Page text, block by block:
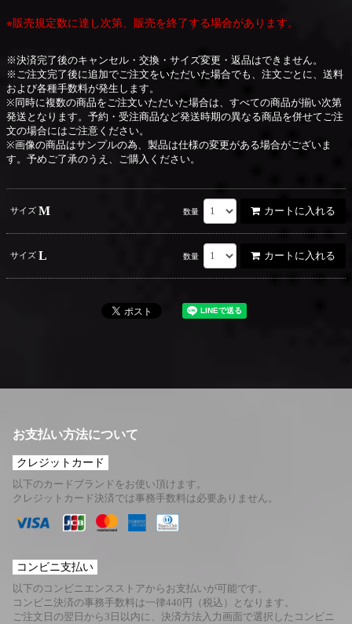
※販売規定数に達し次第、販売を終了する場合があります。
※決済完了後のキャンセル・交換・サイズ変更・返品はできません。
※ご注文完了後に追加でご注文をいただいた場合でも、注文ごとに、送料
および各種手数料が発生します。
※同時に複数の商品をご注文いただいた場合は、すべての商品が揃い次第
発送となります。予約・受注商品など発送時期の異なる商品を併せてご注
文の場合にはご注意ください。
※画像の商品はサンプルの為、製品は仕様の変更がある場合がございま
す。予めご了承のうえ、ご購入ください。
サイズ M 数量 カートに入れる
サイズ L 数量 カートに入れる
お支払い方法について
クレジットカード
以下のカードブランドをお使い頂けます。
クレジットカード決済では事務手数料は必要ありません。
コンビニ支払い
以下のコンビニエンスストアからお支払いが可能です。
コンビニ決済の事務手数料は一律440円（税込）となります。
ご注文日の翌日から3日以内に、決済方法入力画面で選択したコンビニ